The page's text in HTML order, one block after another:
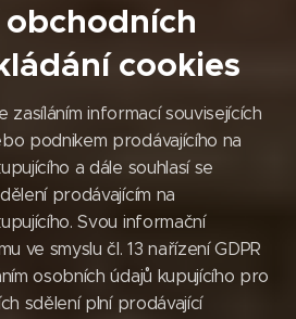
obchodních
cookies
zasíláním informací souvisejících
podnikem prodávajícího na
a dále souhlasí se
prodávajícím na
Svou informační
ve smyslu čl. 13 nařízení GDPR
osobních údajů kupujícího pro
sdělení plní prodávající